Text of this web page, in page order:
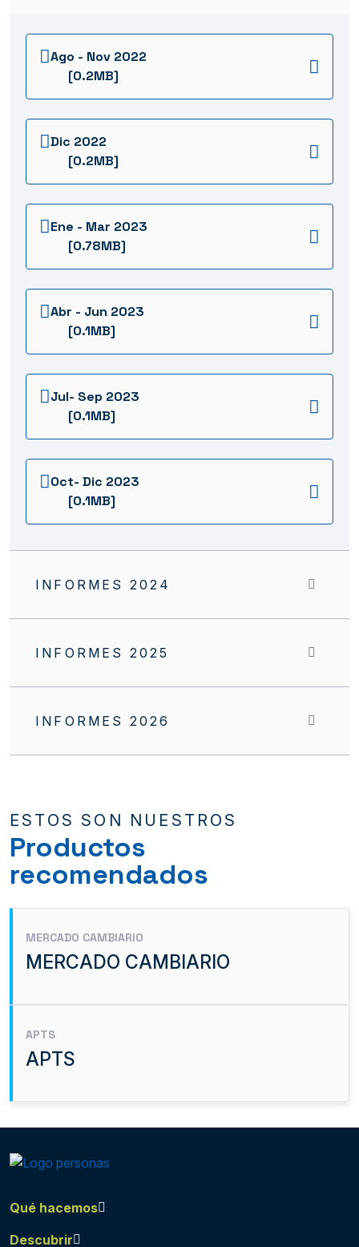
Ago - Nov 2022
[0.2MB]
Dic 2022
[0.2MB]
Ene - Mar 2023
[0.78MB]
Abr - Jun 2023
[0.1MB]
Jul- Sep 2023
[0.1MB]
Oct- Dic 2023
[0.1MB]
INFORMES 2024
INFORMES 2025
INFORMES 2026
ESTOS SON NUESTROS
Productos
recomendados
MERCADO CAMBIARIO
MERCADO CAMBIARIO
APTS
APTS
Qué hacemos
Descubrir